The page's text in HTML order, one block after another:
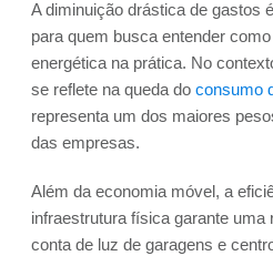
A diminuição drástica de gastos
para quem busca entender
energética na prática. No
se reflete na queda do consumo
representa um dos maiores
das empresas.
Além da economia móvel, a
infraestrutura física garante uma
conta de luz de garagens e